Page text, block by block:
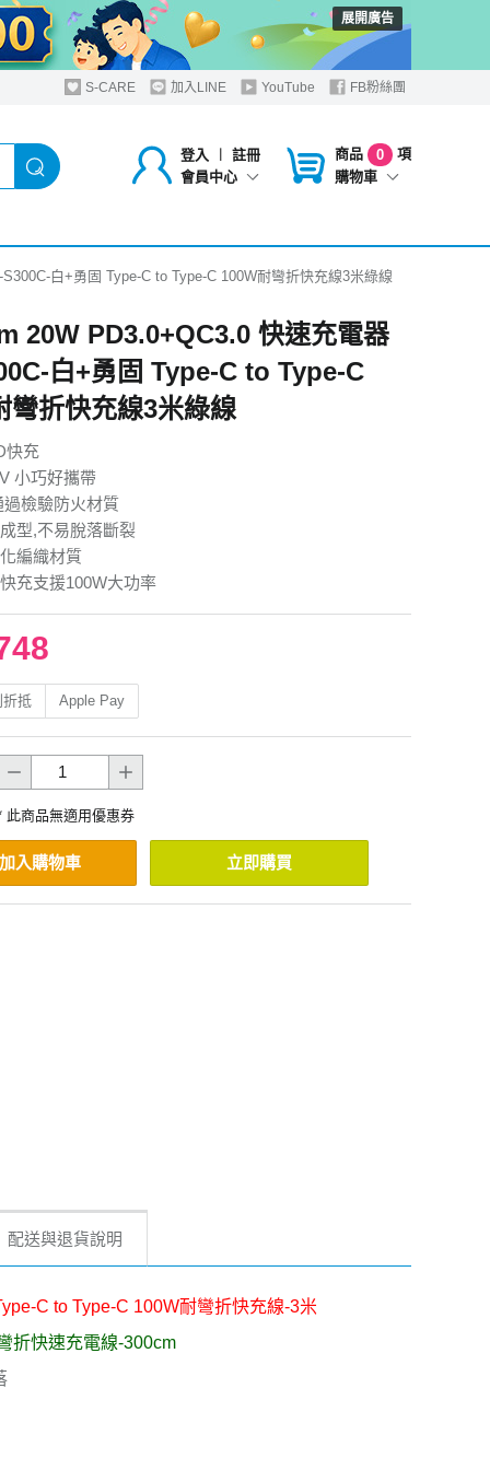
展開廣告
S-CARE 加入LINE YouTube FB粉絲團
登入 ︱
註冊
會員中心
商品 0
項
購物車
白+勇固 Type-C to Type-C 100W耐彎折快充線3米綠線
20W PD3.0+QC3.0 快速充電器
白+勇固 Type-C to Type-C
彎折快充線3米綠線
快充
小巧好攜帶
檢驗防火材質
型,不易脫落斷裂
編織材質
充支援100W大功率
抵 Apple Pay
此商品無適用優惠券
加入購物車 立即購買
配送與退貨說明
C to Type-C 100W耐彎折快充線-3米
折快速充電線-300cm